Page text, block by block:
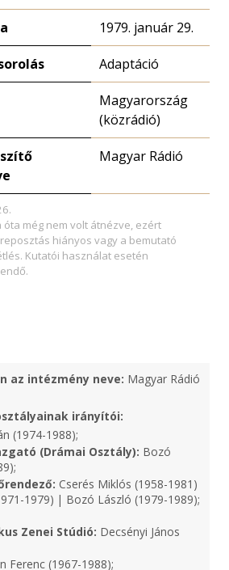
1979. január 29.
Adaptáció
Magyarország
(közrádió)
Magyar Rádió
még nem volt átnézve, ezért
hiányos vagy a bemutató
Kutatói használat esetén
az intézmény neve: Magyar Rádió
irányítói:
(1974-1988);
(Drámai Osztály): Bozó
Cserés Miklós (1958-1981)
1979) | Bozó László (1979-1989);
Zenei Stúdió: Decsényi János
Ferenc (1967-1988);